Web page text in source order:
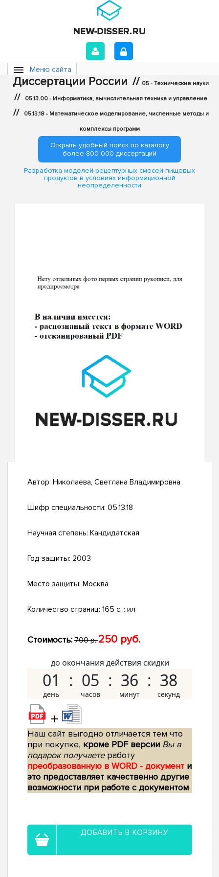
Меню сайта
Диссертации России // 05 - Технические науки
// 05.13.00 - Информатика, вычислительная техника и управление
// 05.13.18 - Математическое моделирование, численные методы и
комплексы программ
Открыть удобный поиск по каталогу
более 800 000 диссертаций
Разработка моделей рецептурных смесей пищевых
продуктов в условиях информационной
неопределенности
Автор: Николаева, Светлана Владимировна
Шифр специальности: 05.13.18
Научная степень: Кандидатская
Год защиты: 2003
Место защиты: Москва
Количество страниц: 165 с. : ил
Стоимость: 700 р.250 руб.
до окончания действия скидки
01 05 36 37
+
Наш сайт выгодно отличается тем что
при покупке, кроме PDF версии Вы в
подарок получаетеработу
преобразованную в WORD - документ и
это предоставляет качественно другие
возможности при работе с документом
ДОБАВИТЬ В КОРЗИНУ